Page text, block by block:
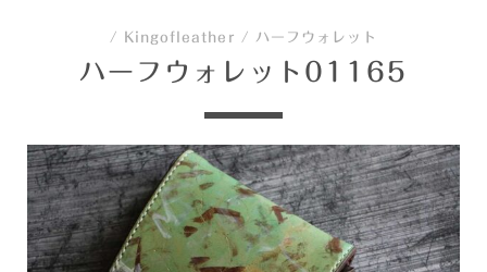
/ Kingofleather / ハーフウォレット
ハーフウォレット01165